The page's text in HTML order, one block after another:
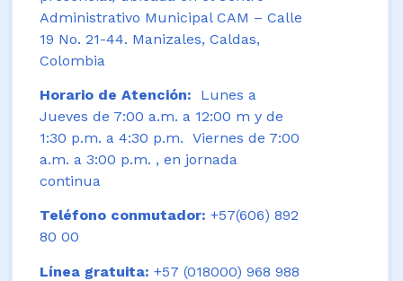
Administrativo Municipal CAM – Calle
19 No. 21-44. Manizales, Caldas,
Colombia
Horario de Atención:
Lunes a
Jueves de 7:00 a.m. a 12:00 m y de
1:30 p.m. a 4:30 p.m. Viernes de 7:00
a.m. a 3:00 p.m. , en jornada
continua
Teléfono conmutador: +57(606) 892
80 00
Línea gratuita: +57 (018000) 968 988